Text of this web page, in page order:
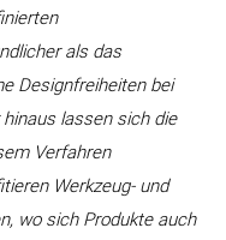
als das
Designfreiheiten bei
lassen sich die
Verfahren
Werkzeug- und
wo sich Produkte auch